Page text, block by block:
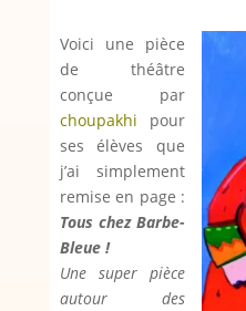
Voici une pièce
de théâtre
conçue par
choupakhi pour
ses élèves que
j’ai simplement
remise en page :
Tous chez Barbe-
Bleue !
Une super pièce
autour des